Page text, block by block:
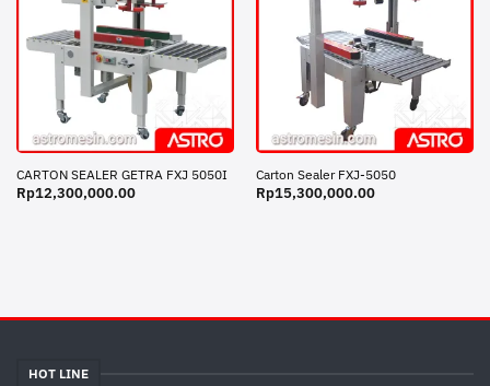
CARTON SEALER GETRA FXJ 5050I
Rp12,300,000.00
Carton Sealer FXJ-5050
Rp15,300,000.00
HOT LINE